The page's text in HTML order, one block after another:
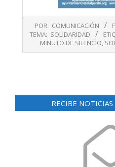
06-
POR: COMUNICACIÓN
TEMA: SOLIDARIDAD
MINUTO DE SILENCIO,
RECIBE